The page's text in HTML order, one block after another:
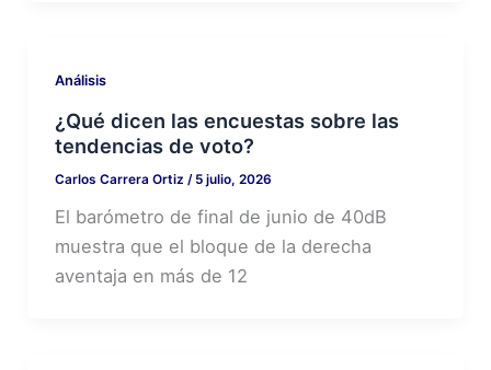
Análisis
¿Qué dicen las encuestas sobre las
tendencias de voto?
Carlos Carrera Ortiz / 5 julio, 2026
El barómetro de final de junio de 40dB
muestra que el bloque de la derecha
aventaja en más de 12